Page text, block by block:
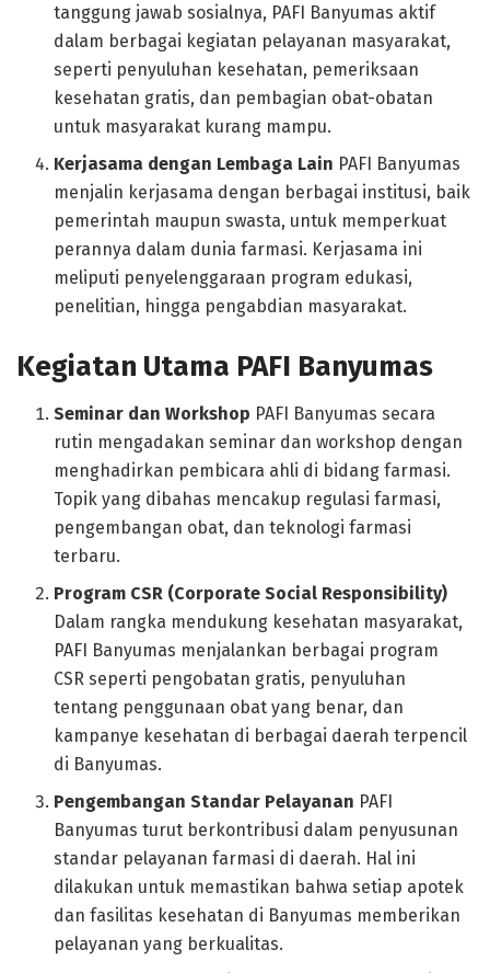
tanggung jawab sosialnya, PAFI Banyumas aktif
dalam berbagai kegiatan pelayanan masyarakat,
seperti penyuluhan kesehatan, pemeriksaan
kesehatan gratis, dan pembagian obat-obatan
untuk masyarakat kurang mampu.
Kerjasama dengan Lembaga Lain PAFI Banyumas
menjalin kerjasama dengan berbagai institusi, baik
pemerintah maupun swasta, untuk memperkuat
perannya dalam dunia farmasi. Kerjasama ini
meliputi penyelenggaraan program edukasi,
penelitian, hingga pengabdian masyarakat.
Kegiatan Utama PAFI Banyumas
Seminar dan Workshop PAFI Banyumas secara
rutin mengadakan seminar dan workshop dengan
menghadirkan pembicara ahli di bidang farmasi.
Topik yang dibahas mencakup regulasi farmasi,
pengembangan obat, dan teknologi farmasi
terbaru.
Program CSR (Corporate Social Responsibility)
Dalam rangka mendukung kesehatan masyarakat,
PAFI Banyumas menjalankan berbagai program
CSR seperti pengobatan gratis, penyuluhan
tentang penggunaan obat yang benar, dan
kampanye kesehatan di berbagai daerah terpencil
di Banyumas.
Pengembangan Standar Pelayanan PAFI
Banyumas turut berkontribusi dalam penyusunan
standar pelayanan farmasi di daerah. Hal ini
dilakukan untuk memastikan bahwa setiap apotek
dan fasilitas kesehatan di Banyumas memberikan
pelayanan yang berkualitas.